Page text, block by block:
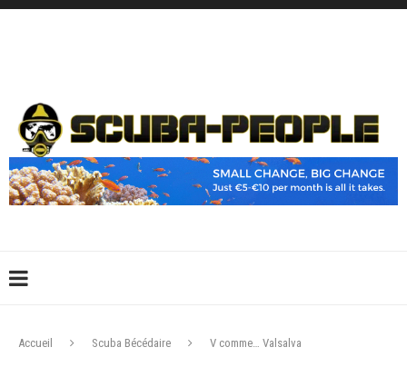
Accueil Scuba Bécédaire V comme… Valsalva